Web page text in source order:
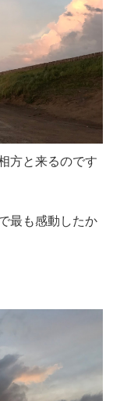
方と来るのです
最も感動したか